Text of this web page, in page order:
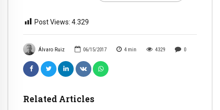
Álvaro Ruiz 06/15/2017 4 min 4329 0
Related Articles
Post Views: 4.329